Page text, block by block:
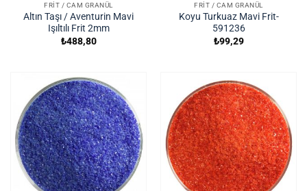
FRIT / CAM GRANÜL
Altın Taşı / Aventurin Mavi
Işıltılı Frit 2mm
₺488,80
FRIT / CAM GRANÜL
Koyu Turkuaz Mavi Frit-
591236
₺99,29